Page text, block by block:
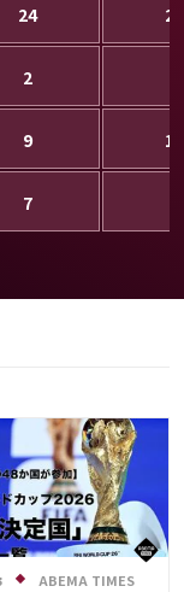
24 28
2
9 11
7
ABEMA TIMES